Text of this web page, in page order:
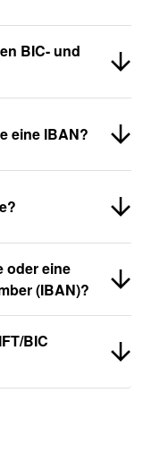
BIC- und
eine IBAN?
oder eine
(IBAN)?
BIC